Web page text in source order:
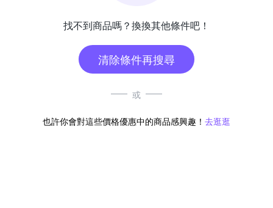
找不到商品嗎？換換其他條件吧！
清除條件再搜尋
或
也許你會對這些價格優惠中的商品感興趣！ 去逛逛